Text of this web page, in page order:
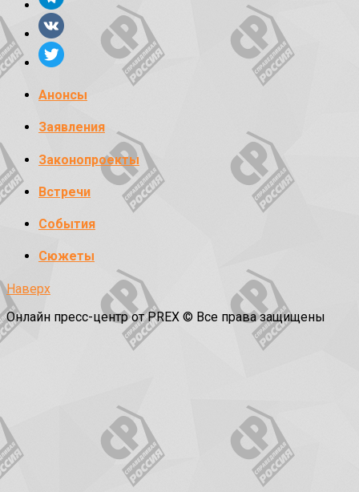
Анонсы
Заявления
Законопроекты
Встречи
События
Сюжеты
Наверх
Онлайн пресс-центр от PREX © Все права защищены